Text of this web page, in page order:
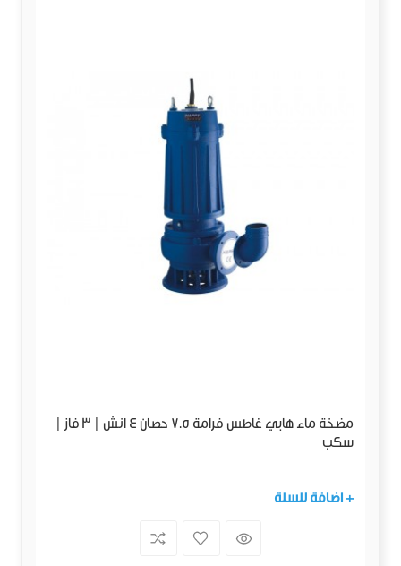
مضخة ماء هابي غاطس فرامة 7.5 حصان 4 انش | 3 فاز |
سكب
+ اضافة للسلة